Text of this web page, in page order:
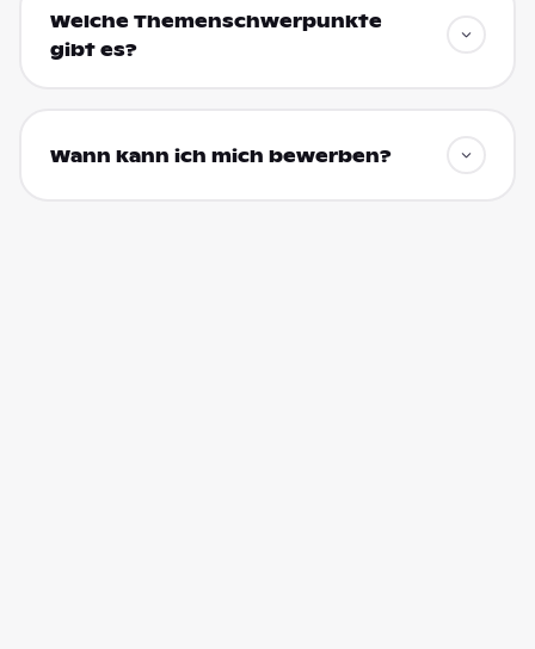
Welche Themenschwerpunkte
gibt es?
Wann kann ich mich bewerben?